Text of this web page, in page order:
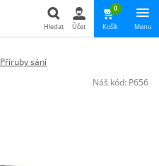
Hledat Účet
0
Košík Menu
Příruby sání
Náš kód: P656